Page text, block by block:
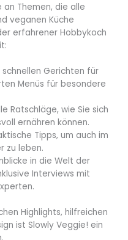
Themen, die alle
veganen Küche
erfahrener Hobbykoch
schnellen Gerichten für
Menüs für besondere
Ratschläge, wie Sie sich
ernähren können.
Tipps, um auch im
zu leben.
in die Welt der
Interviews mit
Highlights, hilfreichen
ist Slowly Veggie! ein